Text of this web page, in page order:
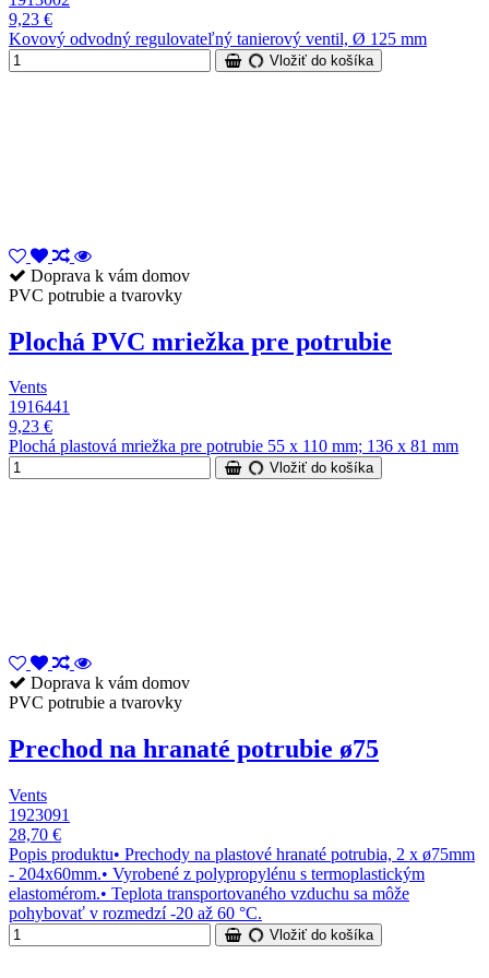
9,23 €
Kovový odvodný regulovateľný tanierový ventil, Ø 125 mm
Vložiť do košíka
Doprava k vám domov
PVC potrubie a tvarovky
Plochá PVC mriežka pre potrubie
Vents
1916441
9,23 €
Plochá plastová mriežka pre potrubie 55 x 110 mm; 136 x 81 mm
Vložiť do košíka
Doprava k vám domov
PVC potrubie a tvarovky
Prechod na hranaté potrubie ø75
Vents
1923091
28,70 €
Popis produktu• Prechody na plastové hranaté potrubia, 2 x ø75mm
- 204x60mm.• Vyrobené z polypropylénu s termoplastickým
elastomérom.• Teplota transportovaného vzduchu sa môže
pohybovať v rozmedzí -20 až 60 °C.
Vložiť do košíka